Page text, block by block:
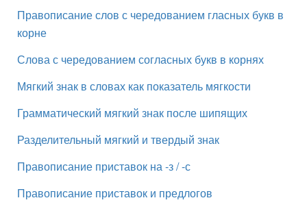
Правописание слов с чередованием гласных букв в
корне
Слова с чередованием согласных букв в корнях
Мягкий знак в словах как показатель мягкости
Грамматический мягкий знак после шипящих
Разделительный мягкий и твердый знак
Правописание приставок на -з / -с
Правописание приставок и предлогов